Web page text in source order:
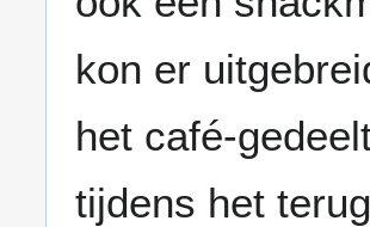
kon er
het café-
tijdens het